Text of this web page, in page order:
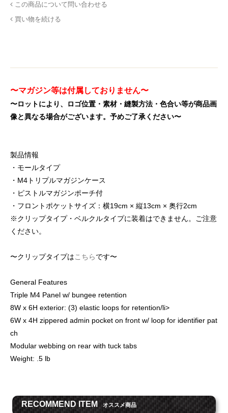
この商品について問い合わせる
買い物を続ける
〜マガジン等は付属しておりません〜
〜ロットにより、ロゴ位置・素材・縫製方法・色合い等が商品画
像と異なる場合がございます。予めご了承ください〜
製品情報
・モールタイプ
・M4トリプルマガジンケース
・ピストルマガジンポーチ付
・フロントポケットサイズ：横19cm × 縦13cm × 奥行2cm
※クリップタイプ・ベルクルタイプに装着はできません。ご注意
ください。
〜クリップタイプはこちらです〜
General Features
Triple M4 Panel w/ bungee retention
8W x 6H exterior: (3) elastic loops for retention/li>
6W x 4H zippered admin pocket on front w/ loop for identifier pat
ch
Modular webbing on rear with tuck tabs
Weight: .5 lb
RECOMMEND ITEM オススメ商品